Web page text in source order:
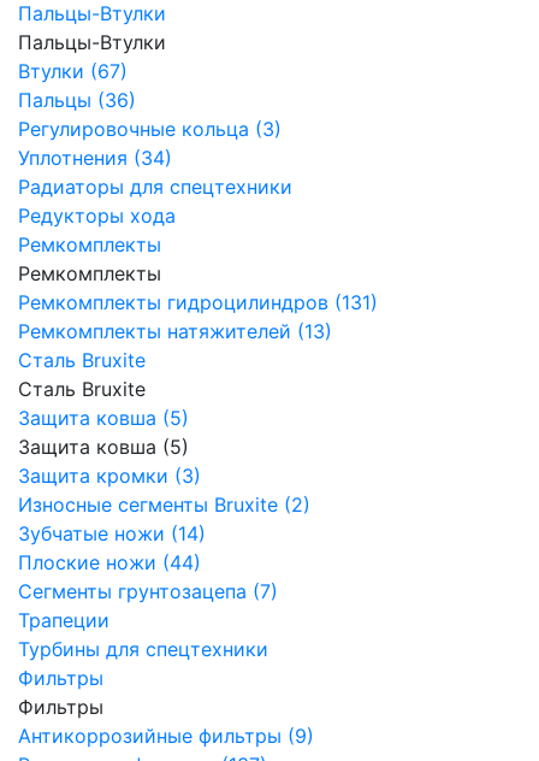
Пальцы-Втулки
Пальцы-Втулки
Втулки (67)
Пальцы (36)
Регулировочные кольца (3)
Уплотнения (34)
Радиаторы для спецтехники
Редукторы хода
Ремкомплекты
Ремкомплекты
Ремкомплекты гидроцилиндров (131)
Ремкомплекты натяжителей (13)
Сталь Bruxite
Сталь Bruxite
Защита ковша (5)
Защита ковша (5)
Защита кромки (3)
Износные сегменты Bruxite (2)
Зубчатые ножи (14)
Плоские ножи (44)
Сегменты грунтозацепа (7)
Трапеции
Турбины для спецтехники
Фильтры
Фильтры
Антикоррозийные фильтры (9)